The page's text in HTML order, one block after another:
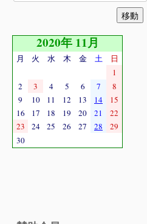
2020年 11月
月 火 水 木 金 土
日
1
2
3 4 5 6 7
8
9
10 11 12 13 14
15
16
17 18 19 20 21
22
23
24 25 26 27 28
29
30